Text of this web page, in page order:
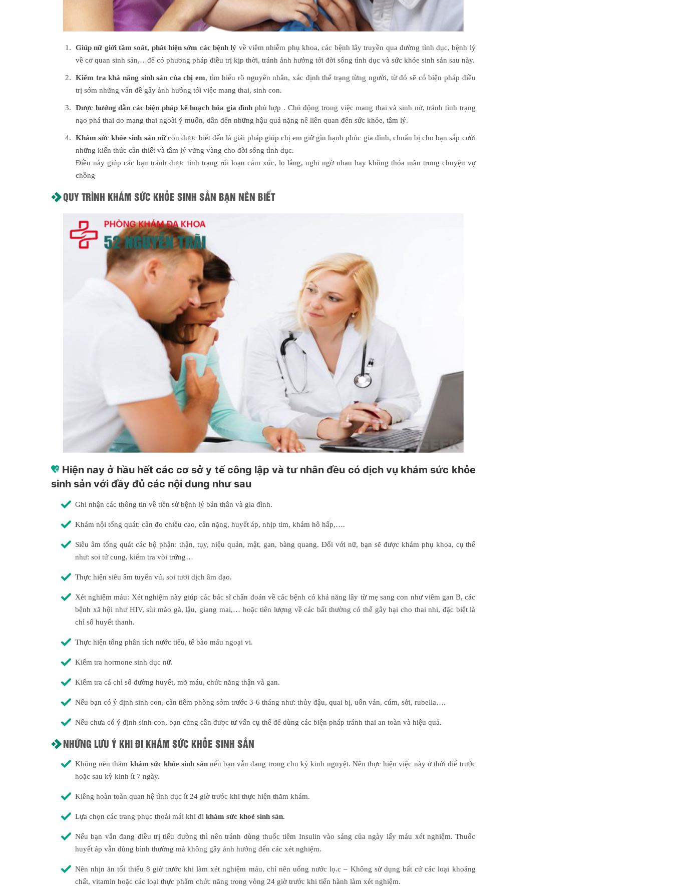
Giúp nữ giới tầm soát, phát hiện sớm các bệnh lý về viêm nhiễm phụ khoa, các bệnh lây truyền qua đường tình dục, bệnh lý
về cơ quan sinh sản,…để có phương pháp điều trị kịp thời, tránh ảnh hưởng tới đời sống tình dục và sức khỏe sinh sản sau này.
Kiểm tra khả năng sinh sản của chị em, tìm hiểu rõ nguyên nhân, xác định thể trạng từng người, từ đó sẽ có biện pháp điều
trị sớm những vấn đề gây ảnh hưởng tới việc mang thai, sinh con.
Được hướng dẫn các biện pháp kế hoạch hóa gia đình phù hợp . Chủ động trong việc mang thai và sinh nở, tránh tình trạng
nạo phá thai do mang thai ngoài ý muốn, dẫn đến những hậu quả nặng nề liên quan đến sức khỏe, tâm lý.
Khám sức khỏe sinh sản nữcòn được biết đến là giải pháp giúp chị em giữ gìn hạnh phúc gia đình, chuẩn bị cho bạn sắp cưới
những kiến thức cần thiết và tâm lý vững vàng cho đời sống tình dục.
Điều này giúp các bạn tránh được tình trạng rối loạn cảm xúc, lo lắng, nghi ngờ nhau hay không thỏa mãn trong chuyện vợ
chồng
QUY TRÌNH KHÁM SỨC KHỎE SINH SẢN BẠN NÊN BIẾT
Hiện nay ở hầu hết các cơ sở y tế công lập và tư nhân đều có dịch vụ khám sức khỏe
sinh sản với đầy đủ các nội dung như sau
Ghi nhận các thông tin về tiền sử bệnh lý bản thân và gia đình.
Khám nội tổng quát: cân đo chiều cao, cân nặng, huyết áp, nhịp tim, khám hô hấp,….
Siêu âm tổng quát các bộ phận: thận, tụy, niệu quản, mật, gan, bàng quang. Đối với nữ, bạn sẽ được khám phụ khoa, cụ thể
như: soi tử cung, kiểm tra vòi trứng…
Thực hiện siêu âm tuyến vú, soi tươi dịch âm đạo.
Xét nghiệm máu: Xét nghiệm này giúp các bác sĩ chẩn đoán về các bệnh có khả năng lây từ mẹ sang con như viêm gan B, các
bệnh xã hội như HIV, sùi mào gà, lậu, giang mai,… hoặc tiên lượng về các bất thường có thể gây hại cho thai nhi, đặc biệt là
chỉ số huyết thanh.
Thực hiện tổng phân tích nước tiểu, tế bào máu ngoại vi.
Kiểm tra hormone sinh dục nữ.
Kiểm tra cá chỉ số đường huyết, mỡ máu, chức năng thận và gan.
Nếu bạn có ý định sinh con, cần tiêm phòng sớm trước 3-6 tháng như: thủy đậu, quai bị, uốn ván, cúm, sởi, rubella….
Nếu chưa có ý định sinh con, bạn cũng cần được tư vấn cụ thể để dùng các biện pháp tránh thai an toàn và hiệu quả.
NHỮNG LƯU Ý KHI ĐI KHÁM SỨC KHỎE SINH SẢN
Không nên thăm khám sức khỏe sinh sảnnếu bạn vẫn đang trong chu kỳ kinh nguyệt. Nên thực hiện việc này ở thời điể trước
hoặc sau kỳ kinh ít 7 ngày.
Kiêng hoàn toàn quan hệ tình dục ít 24 giờ trước khi thực hiện thăm khám.
Lựa chọn các trang phục thoải mái khi đi khám sức khoẻ sinh sản.
Nếu bạn vẫn đang điều trị tiểu đường thì nên tránh dùng thuốc tiêm Insulin vào sáng của ngày lấy máu xét nghiệm. Thuốc
huyết áp vẫn dùng bình thường mà không gây ảnh hưởng đến các xét nghiệm.
Nên nhịn ăn tối thiểu 8 giờ trước khi làm xét nghiệm máu, chỉ nên uống nước lọ.c – Không sử dụng bất cứ các loại khoáng
chất, vitamin hoặc các loại thực phẩm chức năng trong vòng 24 giờ trước khi tiến hành làm xét nghiệm.